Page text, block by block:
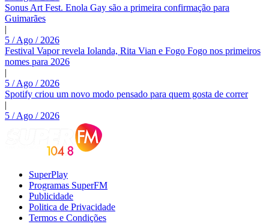
Sonus Art Fest. Enola Gay são a primeira confirmação para
Guimarães
|
5 / Ago / 2026
Festival Vapor revela Iolanda, Rita Vian e Fogo Fogo nos primeiros
nomes para 2026
|
5 / Ago / 2026
Spotify criou um novo modo pensado para quem gosta de correr
|
5 / Ago / 2026
SuperPlay
Programas SuperFM
Publicidade
Politica de Privacidade
Termos e Condições